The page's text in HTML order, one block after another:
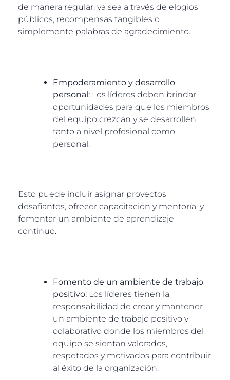
de manera regular, ya sea a través de elogios
públicos, recompensas tangibles o
simplemente palabras de agradecimiento.
Empoderamiento y desarrollo
personal: Los líderes deben brindar
oportunidades para que los miembros
del equipo crezcan y se desarrollen
tanto a nivel profesional como
personal.
Esto puede incluir asignar proyectos
desafiantes, ofrecer capacitación y mentoría, y
fomentar un ambiente de aprendizaje
continuo.
Fomento de un ambiente de trabajo
positivo: Los líderes tienen la
responsabilidad de crear y mantener
un ambiente de trabajo positivo y
colaborativo donde los miembros del
equipo se sientan valorados,
respetados y motivados para contribuir
al éxito de la organización.